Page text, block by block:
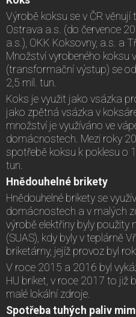
Výrobě koksu se v ČR
Ostrava a.s. (do července
a.s.), OKK Koksovny, a.s. a
Množství vyrobeného koksu
(transformační výstup) se
2,5 mil. tun.
Koks je využit jako vsázka
jako zpětná vsázka v
množství je využíváno ve
domácnostech. Mezi roky
spotřebě koksu k poklesu o
tun.
Hnědouhelné brikety
Hnědouhelné brikety se
domácnostech a v malých
výrobě elektřiny byly použity
(SUAS), kdy byly v teplárně
briketárny, jejíž provoz byl
V roce 2015 a 2016 byl
HU briket, v roce 2017 to již
malé lokální zdroje.
Spotřeba tuhých paliv